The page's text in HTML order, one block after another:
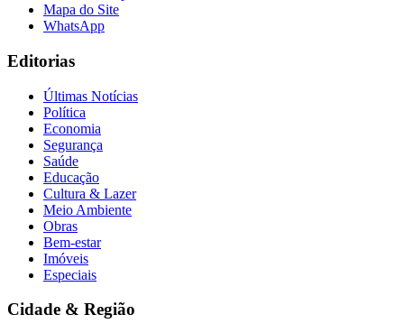
Mapa do Site
WhatsApp
Editorias
Últimas Notícias
Política
Economia
Segurança
Saúde
Educação
Cultura & Lazer
Meio Ambiente
Obras
Bem-estar
Imóveis
Especiais
Cidade & Região